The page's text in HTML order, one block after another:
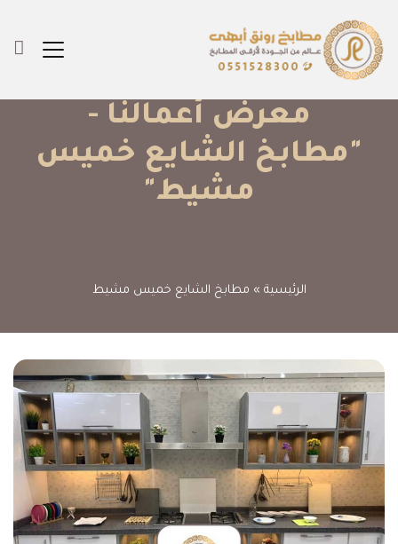
معرض أعمالنا -
"مطابخ الشايع خميس
مشيط"
الرئيسية » مطابخ الشايع خميس مشيط